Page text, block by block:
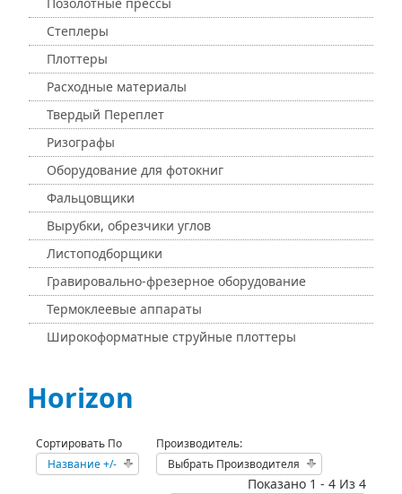
Степлеры
Плоттеры
Расходные материалы
Твердый Переплет
Ризографы
Оборудование для фотокниг
Фальцовщики
Вырубки, обрезчики углов
Листоподборщики
Гравировально-фрезерное оборудование
Термоклеевые аппараты
Широкоформатные струйные плоттеры
Horizon
Сортировать По
Название +/-
Производитель:
Выбрать Производителя
Показано 1 - 4 Из 4